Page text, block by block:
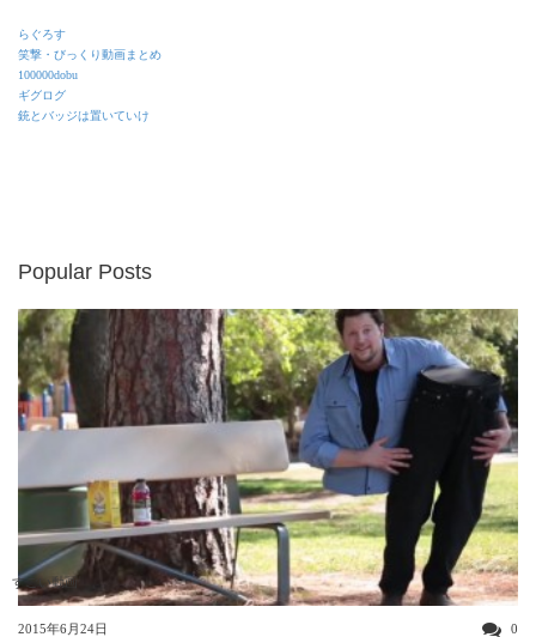
らぐろす
笑撃・びっくり動画まとめ
100000dobu
ギグログ
銃とバッジは置いていけ
Popular Posts
すごい動画
2015年6月24日 0